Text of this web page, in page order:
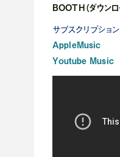
BOOTH（ダウンロ
サブスクリプション
AppleMusic
Youtube Music